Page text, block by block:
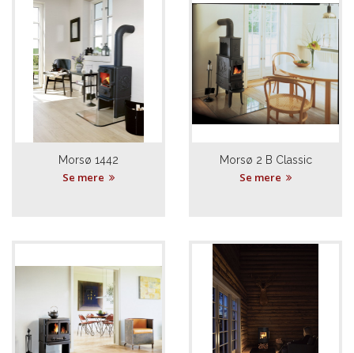
Morsø 1442
Se mere
Morsø 2 B Classic
Se mere